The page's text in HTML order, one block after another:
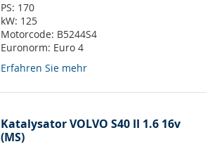
PS: 170
kW: 125
Motorcode: B5244S4
Euronorm: Euro 4
Erfahren Sie mehr
Katalysator VOLVO S40 II 1.6 16v
(MS)